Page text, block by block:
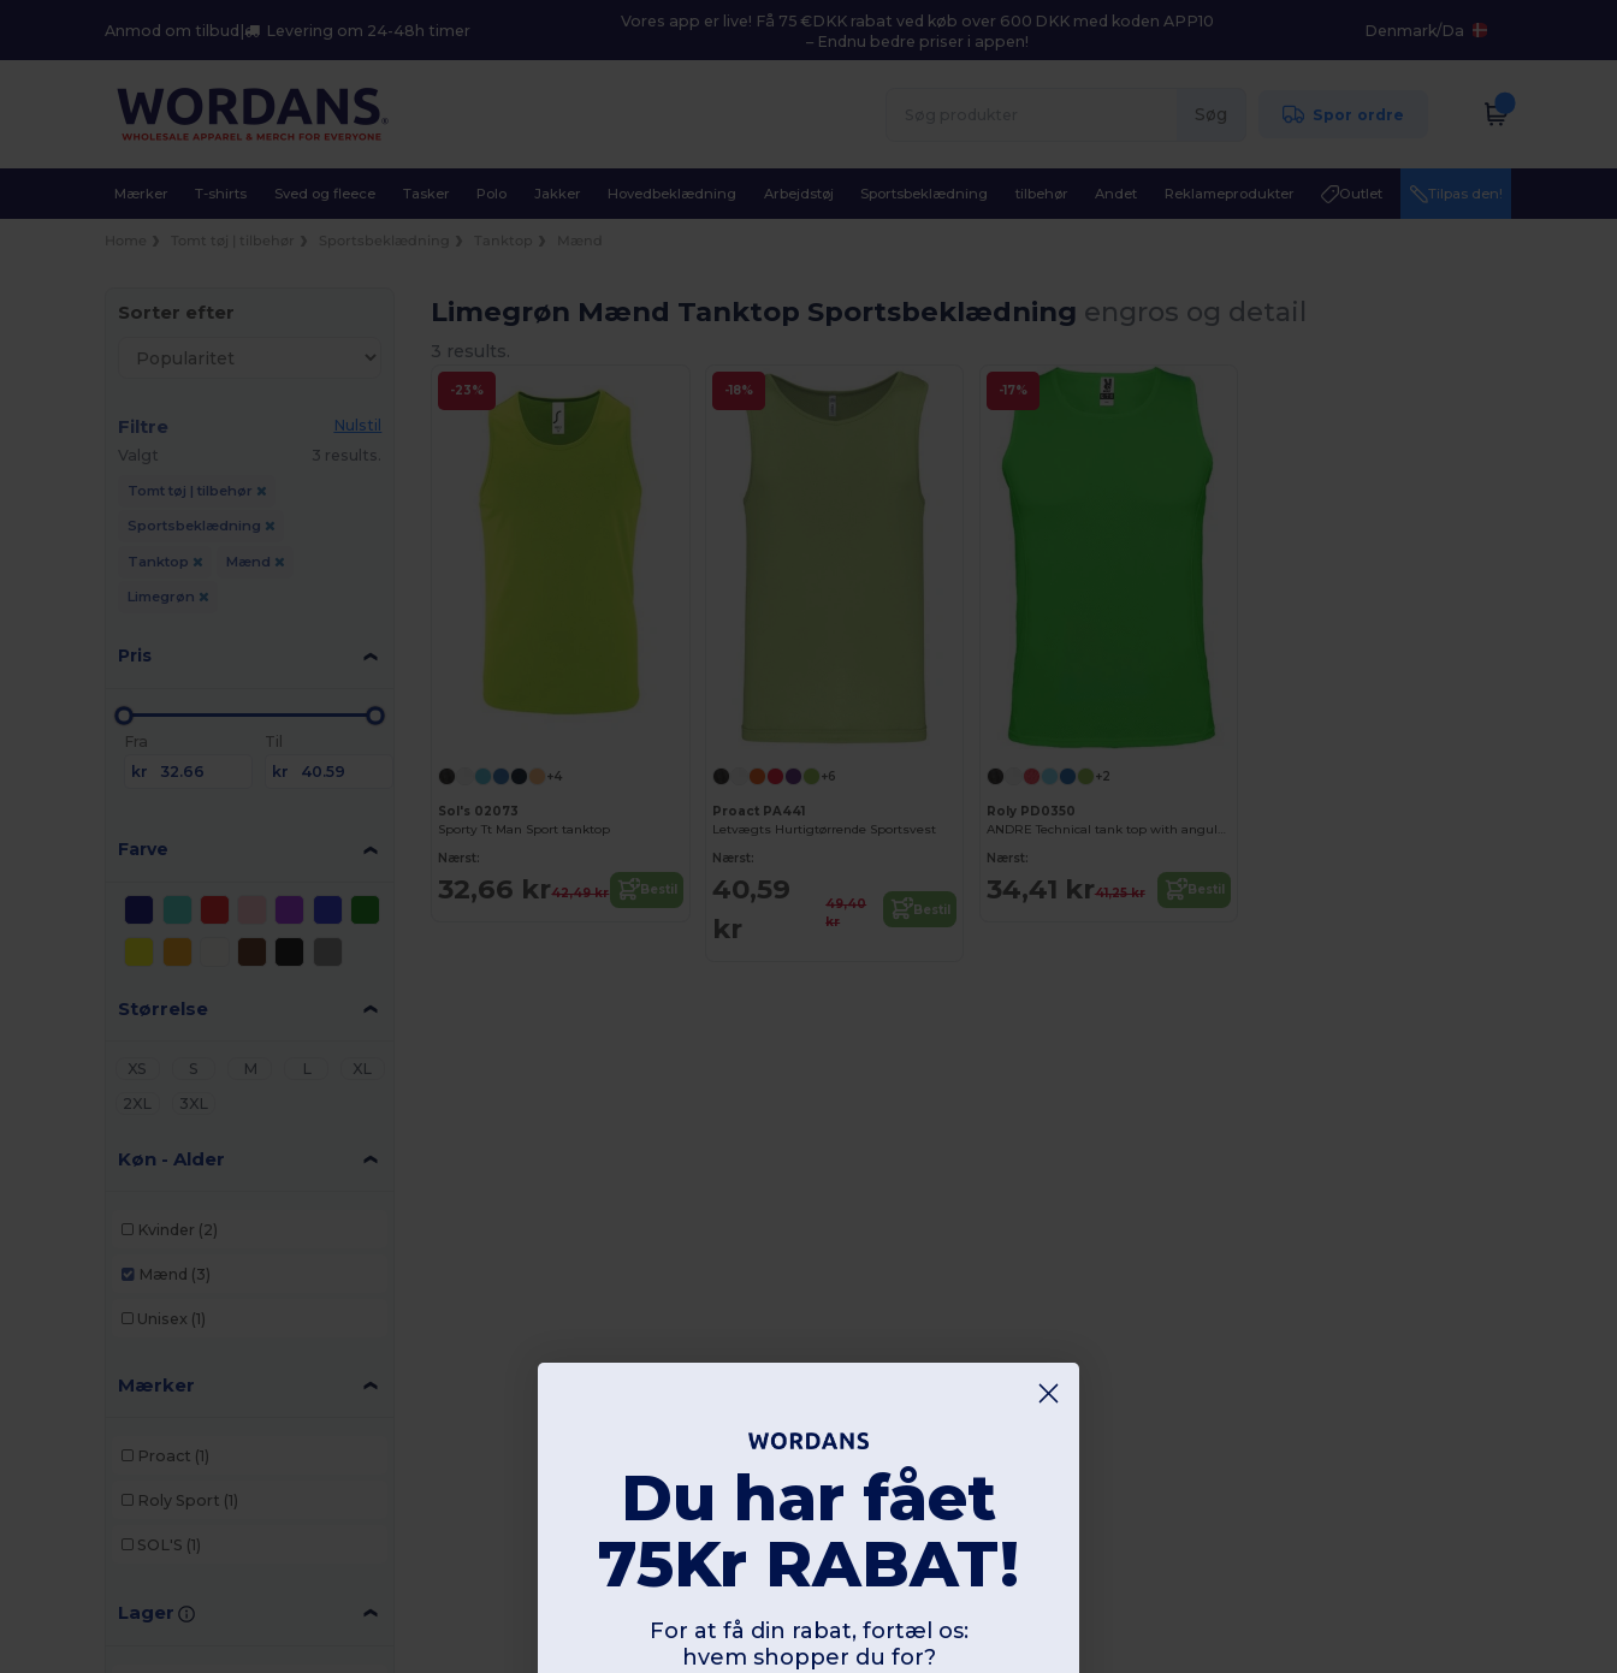
Anmod om tilbud | Levering om 24-48h timer
Vores app er live! Få 75 €DKK rabat ved køb over 600 DKK med koden APP10
– Endnu bedre priser i appen!
Denmark/Da
Søg Spor ordre
Mærker T-shirts Sved og fleece Tasker Polo Jakker Hovedbeklædning Arbejdstøj Sportsbeklædning tilbehør Andet Reklameprodukter Outlet Tilpas den!
Sorter efter
Filtre
Nulstil
Valgt
3 results.
Tomt tøj | tilbehør
Sportsbeklædning
Tanktop Mænd
Limegrøn
Pris
Fra
kr
Til
kr
Farve
Størrelse
XS S M L
XL
2XL
3XL
Køn - Alder
Kvinder (2)
Mænd (3)
Unisex (1)
Mærker
Proact (1)
Roly Sport (1)
SOL'S (1)
Lager
Limegrøn Mænd Tanktop Sportsbeklædning engros og detail
3 results.
-23%
+4
Sol's 02073
Sporty Tt Man Sport tanktop
Nærst:
32,66 kr42,49 kr Bestil
-18%
+6
Proact PA441
Letvægts Hurtigtørrende Sportsvest
Nærst:
40,59
kr
49,40
kr
Bestil
-17%
+2
Roly PD0350
ANDRE Technical tank top with angular seams to enhance adaptability
Nærst:
34,41 kr41,25 kr Bestil
Du har fået
75Kr RABAT!
For at få din rabat, fortæl os:
hvem shopper du for?